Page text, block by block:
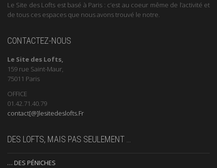
Le Site des Lofts est basé à Paris : c’est au coeur même de l’activité et
de tous ces espaces que nous avons trouvé le notre.
CONTACTEZ-NOUS
Le Site des Lofts,
159 rue Saint-Maur,
75011 Paris
OFFICE
01.42.71.40.79
contact[@]lesitedeslofts.Fr
DES LOFTS, MAIS PAS SEULEMENT …
… DES PÉNICHES